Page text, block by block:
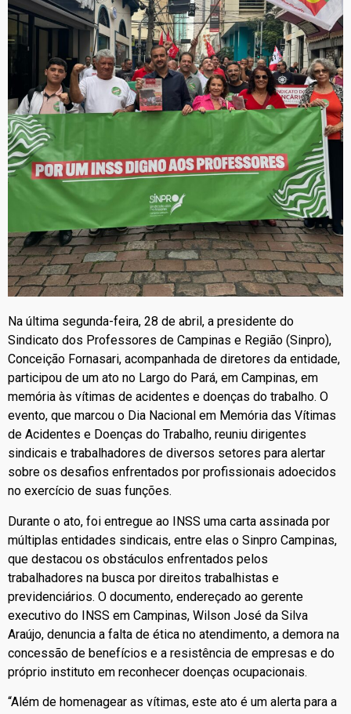
Na última segunda-feira, 28 de abril, a presidente do
Sindicato dos Professores de Campinas e Região (Sinpro),
Conceição Fornasari, acompanhada de diretores da entidade,
participou de um ato no Largo do Pará, em Campinas, em
memória às vítimas de acidentes e doenças do trabalho. O
evento, que marcou o Dia Nacional em Memória das Vítimas
de Acidentes e Doenças do Trabalho, reuniu dirigentes
sindicais e trabalhadores de diversos setores para alertar
sobre os desafios enfrentados por profissionais adoecidos
no exercício de suas funções.
Durante o ato, foi entregue ao INSS uma carta assinada por
múltiplas entidades sindicais, entre elas o Sinpro Campinas,
que destacou os obstáculos enfrentados pelos
trabalhadores na busca por direitos trabalhistas e
previdenciários. O documento, endereçado ao gerente
executivo do INSS em Campinas, Wilson José da Silva
Araújo, denuncia a falta de ética no atendimento, a demora na
concessão de benefícios e a resistência de empresas e do
próprio instituto em reconhecer doenças ocupacionais.
“Além de homenagear as vítimas, este ato é um alerta para a